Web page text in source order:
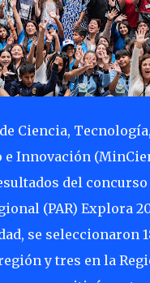
Ciencia, Tecnología,
e Innovación
del concurso
(PAR) Explora
se seleccionaron
y tres en la